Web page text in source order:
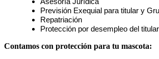
Asesoría Jurídica
Previsión Exequial para titular y
Repatriación
Protección por desempleo del
Contamos con protección para tu mascota: